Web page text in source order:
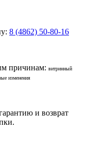
8 (4862) 50-80-16
причинам: витринный
изменения
и возврат